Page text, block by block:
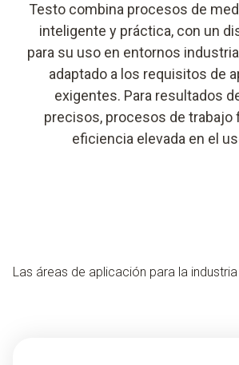
Testo combina procesos de
inteligente y práctica, con un
para su uso en entornos
adaptado a los requisitos de
exigentes. Para resultados
precisos, procesos de trabajo
eficiencia elevada en el
Las áreas de aplicación para la industria